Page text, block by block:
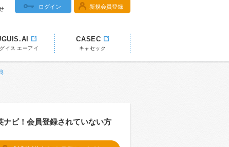
ログイン 新規会員登録
イス エーアイ
CASEC
キャセック
ナビ！会員登録されていない方